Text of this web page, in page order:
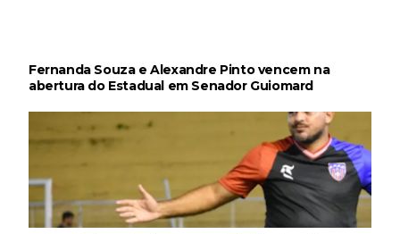
Fernanda Souza e Alexandre Pinto vencem na
abertura do Estadual em Senador Guiomard